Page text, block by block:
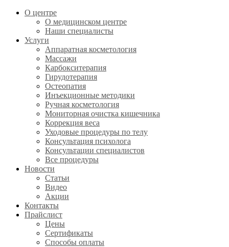
О центре
О медицинском центре
Наши специалисты
Услуги
Аппаратная косметология
Массажи
Карбокситерапия
Гирудотерапия
Остеопатия
Инъекционные методики
Ручная косметология
Мониторная очистка кишечника
Коррекция веса
Уходовые процедуры по телу
Консультация психолога
Консультации специалистов
Все процедуры
Новости
Статьи
Видео
Акции
Контакты
Прайслист
Цены
Сертификаты
Способы оплаты